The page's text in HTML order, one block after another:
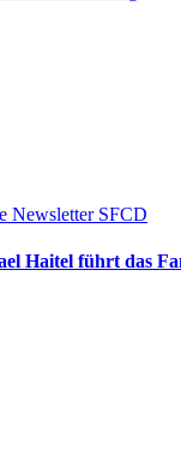
Newsletter SFCD
Haitel führt das